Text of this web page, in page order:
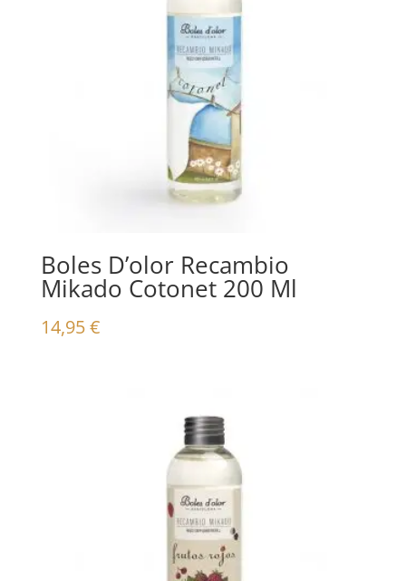
Boles D’olor Recambio
Mikado Cotonet 200 Ml
14,95€